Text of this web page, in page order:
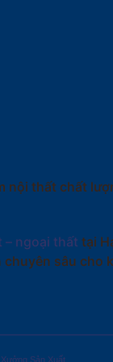
nội thất chất
ngoại thất tại
sâu cho
Xưởng Sản Xuất